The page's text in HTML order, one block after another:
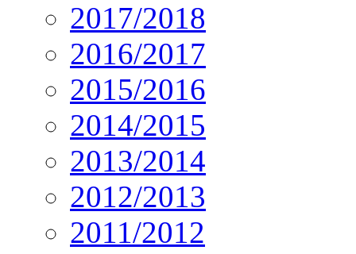
2017/2018
2016/2017
2015/2016
2014/2015
2013/2014
2012/2013
2011/2012